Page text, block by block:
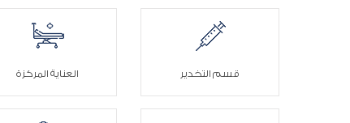
قسم التخدير العناية المركزة